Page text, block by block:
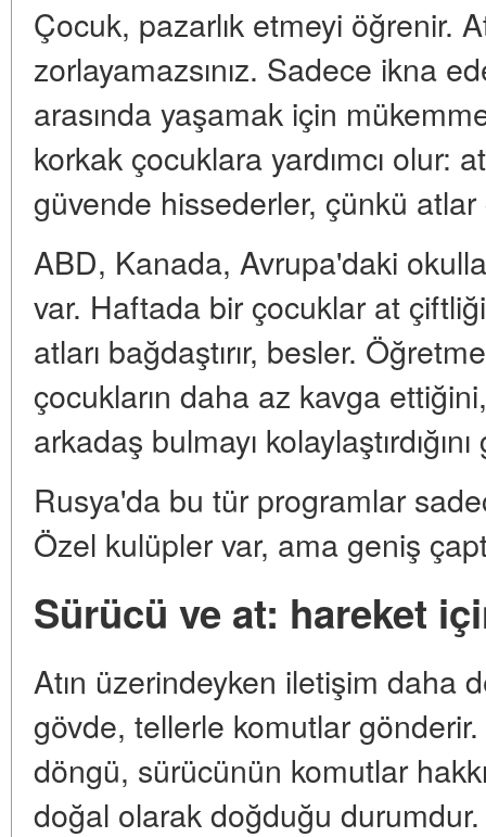
Çocuk, pazarlık etmeyi öğrenir.
zorlayamazsınız. Sadece ikna
arasında yaşamak için
korkak çocuklara yardımcı olur:
güvende hissederler, çünkü
ABD, Kanada, Avrupa'daki
var. Haftada bir çocuklar at
atları bağdaştırır, besler.
çocukların daha az kavga
arkadaş bulmayı
Rusya'da bu tür programlar
Özel kulüpler var, ama geniş
Sürücü ve at: hareket
Atın üzerindeyken iletişim daha
gövde, tellerle komutlar
döngü, sürücünün komutlar
doğal olarak doğduğu